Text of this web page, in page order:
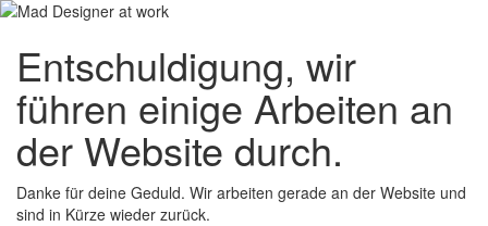
Entschuldigung, wir
führen einige Arbeiten an
der Website durch.
Danke für deine Geduld. Wir arbeiten gerade an der Website und
sind in Kürze wieder zurück.